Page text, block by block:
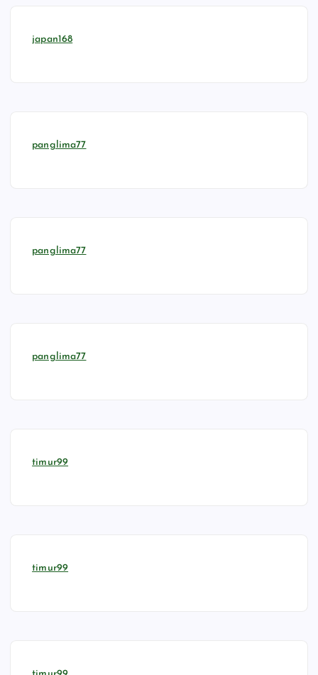
japan168
panglima77
panglima77
panglima77
timur99
timur99